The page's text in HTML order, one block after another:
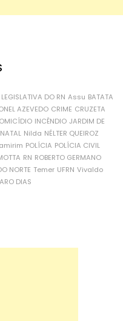
DO RN Assu BATATA
AZEVEDO CRIME CRUZETA
INCÊNDIO JARDIM DE
NATAL Nilda NÉLTER QUEIROZ
POLÍCIA POLÍCIA CIVIL
RN ROBERTO GERMANO
NORTE Temer UFRN Vivaldo
DIAS